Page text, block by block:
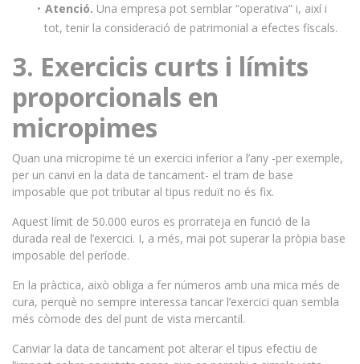
Atenció. Una empresa pot semblar “operativa” i, així i
tot, tenir la consideració de patrimonial a efectes fiscals.
3. Exercicis curts i límits
proporcionals en
micropimes
Quan una micropime té un exercici inferior a l’any -per exemple,
per un canvi en la data de tancament- el tram de base
imposable que pot tributar al tipus reduït no és fix.
Aquest límit de 50.000 euros es prorrateja en funció de la
durada real de l’exercici. I, a més, mai pot superar la pròpia base
imposable del període.
En la pràctica, això obliga a fer números amb una mica més de
cura, perquè no sempre interessa tancar l’exercici quan sembla
més còmode des del punt de vista mercantil.
Canviar la data de tancament pot alterar el tipus efectiu de